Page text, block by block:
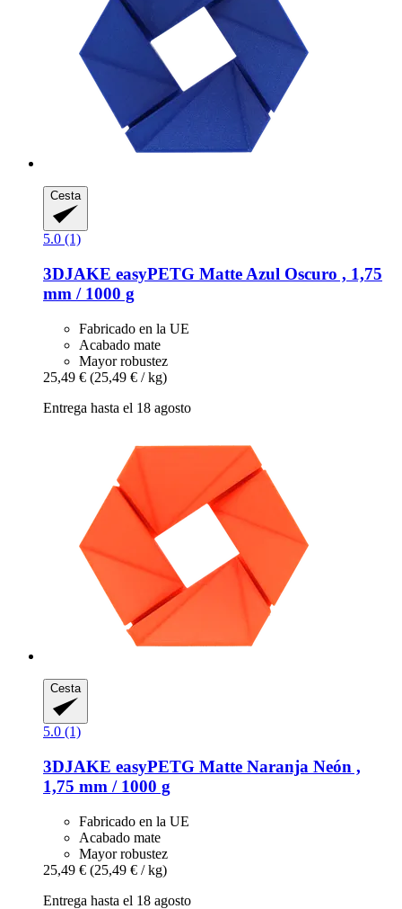
Cesta
5.0 (1)
3DJAKE easyPETG Matte Azul Oscuro , 1,75
mm / 1000 g
Fabricado en la UE
Acabado mate
Mayor robustez
25,49 € (25,49 € / kg)
Entrega hasta el 18 agosto
Cesta
5.0 (1)
3DJAKE easyPETG Matte Naranja Neón ,
1,75 mm / 1000 g
Fabricado en la UE
Acabado mate
Mayor robustez
25,49 € (25,49 € / kg)
Entrega hasta el 18 agosto